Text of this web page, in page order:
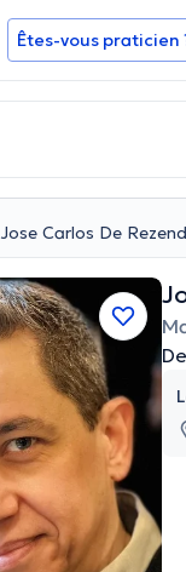
Êtes-vous praticien
Jose Carlos De